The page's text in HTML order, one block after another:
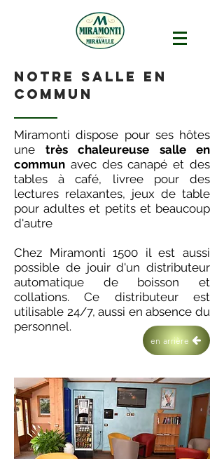
notre salle en
commun
Miramonti dispose pour ses hôtes
une très chaleureuse salle en
commun avec des canapé et des
tables à café, livreepour des
lectures relaxantes, jeux de table
pour adultes et petits et beaucoup
d'autre
Chez Miramonti 1500 il est aussi
possible de jouir d'un distributeur
automatique de boisson et
collations. Ce distributeur est
utilisable 24/7, aussi en absence du
personnel.
en arrière